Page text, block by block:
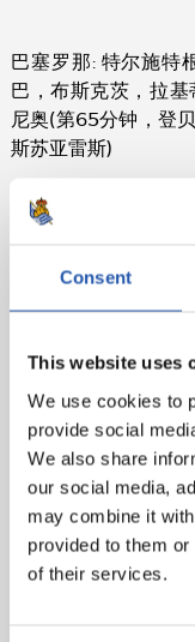
Consent
This website uses
We use cookies to
provide social
We also share
our social media,
may combine it
provided to them
of their services.
巴塞罗那: 特尔施特
巴，布斯克茨，拉
尼奥(第65分钟，登
斯苏亚雷斯)
奥，39分钟; 2-2: 苏
黄牌: 伊利亚拉门迪
到场人数: 23277